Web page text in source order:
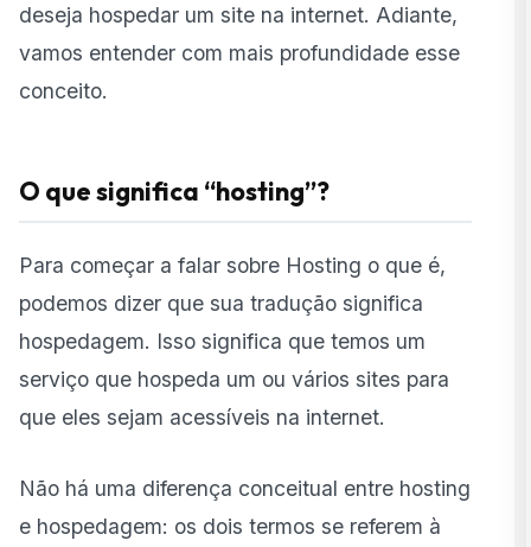
deseja hospedar um site na internet. Adiante,
vamos entender com mais profundidade esse
conceito.
O que significa “hosting”?
Para começar a falar sobre Hosting o que é,
podemos dizer que sua tradução significa
hospedagem. Isso significa que temos um
serviço que hospeda um ou vários sites para
que eles sejam acessíveis na internet.
Não há uma diferença conceitual entre hosting
e hospedagem: os dois termos se referem à